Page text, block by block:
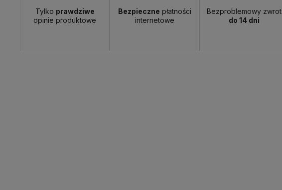
Tylko prawdziwe
opinie produktowe
Bezpieczne płatności
internetowe
Bezproblemowy zwrot
do 14 dni